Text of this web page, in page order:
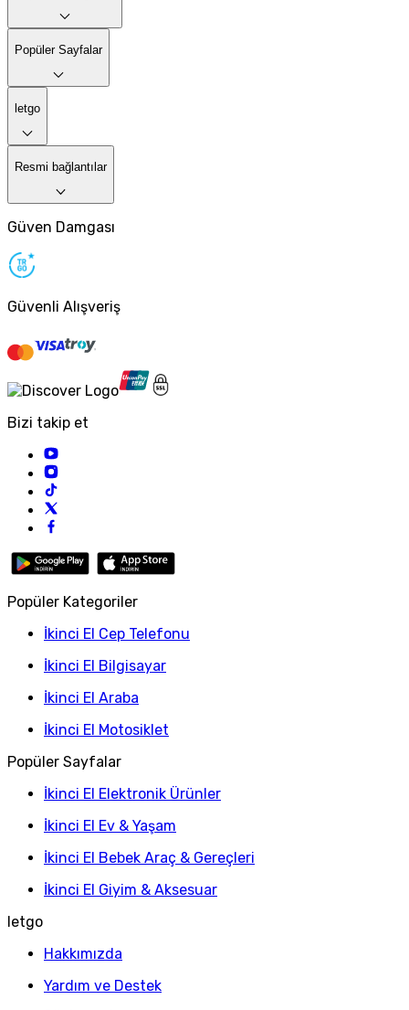
Popüler Sayfalar
letgo
Resmi bağlantılar
Güven Damgası
Güvenli Alışveriş
Bizi takip et
Popüler Kategoriler
İkinci El Cep Telefonu
İkinci El Bilgisayar
İkinci El Araba
İkinci El Motosiklet
Popüler Sayfalar
İkinci El Elektronik Ürünler
İkinci El Ev & Yaşam
İkinci El Bebek Araç & Gereçleri
İkinci El Giyim & Aksesuar
letgo
Hakkımızda
Yardım ve Destek